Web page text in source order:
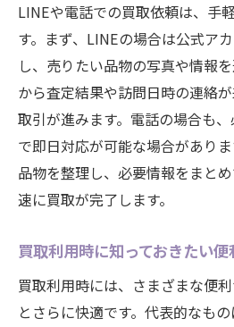
LINEや電話での買取依頼は、手
す。まず、LINEの場合は公式ア
し、売りたい品物の写真や情報
から査定結果や訪問日時の連絡
取引が進みます。電話の場合も
で即日対応が可能な場合があり
品物を整理し、必要情報をまと
速に買取が完了します。
買取利用時に知っておきたい
買取利用時には、さまざまな便
とさらに快適です。代表的なも